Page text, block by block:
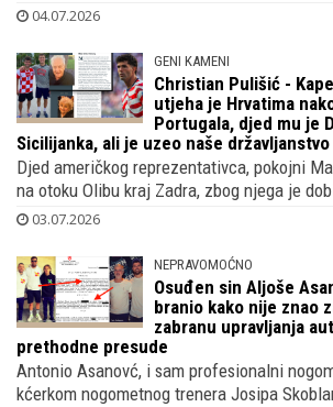
04.07.2026
GENI KAMENI
Christian Pulišić -
utjeha je Hrvatima
Portugala, djed mu je
Sicilijanka, ali je uzeo naše
Djed američkog reprezentativca, pokojni
na otoku Olibu kraj Zadra, zbog njega je
03.07.2026
NEPRAVOMOĆNO
Osuđen sin Aljoše
branio kako nije znao
zabranu upravljanja
prethodne presude
Antonio Asanovć, i sam profesionalni
kćerkom nogometnog trenera Josipa